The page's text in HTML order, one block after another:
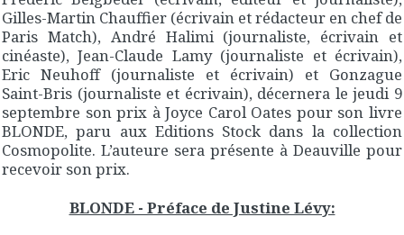
Gilles-Martin Chauffier (écrivain et rédacteur en chef de
Paris Match), André Halimi (journaliste, écrivain et
cinéaste), Jean-Claude Lamy (journaliste et écrivain),
Eric Neuhoff (journaliste et écrivain) et Gonzague
Saint-Bris (journaliste et écrivain), décernera le jeudi 9
septembre son prix à Joyce Carol Oates pour son livre
BLONDE, paru aux Editions Stock dans la collection
Cosmopolite. L’auteure sera présente à Deauville pour
recevoir son prix.
BLONDE - Préface de Justine Lévy: